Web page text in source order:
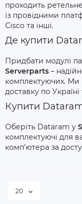
проходить
із провідними
Cisco та інші.
Де купити
Придбати модулі
Serverparts –
комплектуючих. Ми
доставку по
Купити
Оберіть Dataram у
комплектуючі для
комп’ютера за
20